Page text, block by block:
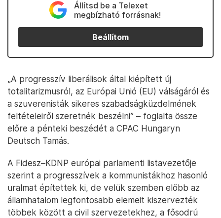
Állítsd be a Telexet
megbízható forrásnak!
Beállítom
„A progresszív liberálisok által kiépített új
totalitarizmusról, az Európai Unió (EU) válságáról és
a szuverenisták sikeres szabadságküzdelmének
feltételeiről szeretnék beszélni” – foglalta össze
előre a pénteki beszédét a CPAC Hungaryn
Deutsch Tamás.
A Fidesz–KDNP európai parlamenti listavezetője
szerint a progresszívek a kommunistákhoz hasonló
uralmat építettek ki, de velük szemben előbb az
államhatalom legfontosabb elemeit kiszervezték
többek között a civil szervezetekhez, a fősodrú